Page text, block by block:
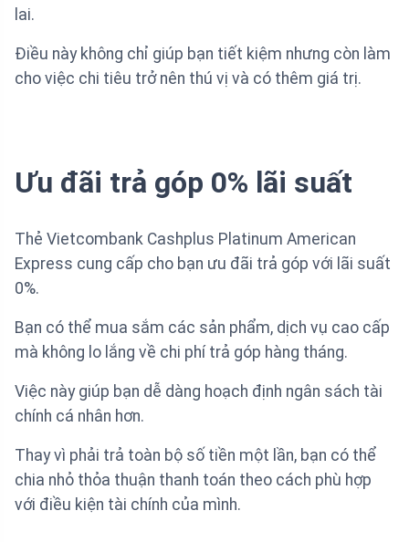
lai.
Điều này không chỉ giúp bạn tiết kiệm nhưng còn làm
cho việc chi tiêu trở nên thú vị và có thêm giá trị.
Ưu đãi trả góp 0% lãi suất
Thẻ Vietcombank Cashplus Platinum American
Express cung cấp cho bạn ưu đãi trả góp với lãi suất
0%.
Bạn có thể mua sắm các sản phẩm, dịch vụ cao cấp
mà không lo lắng về chi phí trả góp hàng tháng.
Việc này giúp bạn dễ dàng hoạch định ngân sách tài
chính cá nhân hơn.
Thay vì phải trả toàn bộ số tiền một lần, bạn có thể
chia nhỏ thỏa thuận thanh toán theo cách phù hợp
với điều kiện tài chính của mình.